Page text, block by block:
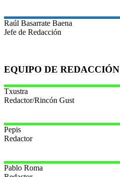
Raúl Basarrate Baena
Jefe de Redacción
EQUIPO DE REDACCIÓN
Txustra
Redactor/Rincón Gust
Pepis
Redactor
Pablo Roma